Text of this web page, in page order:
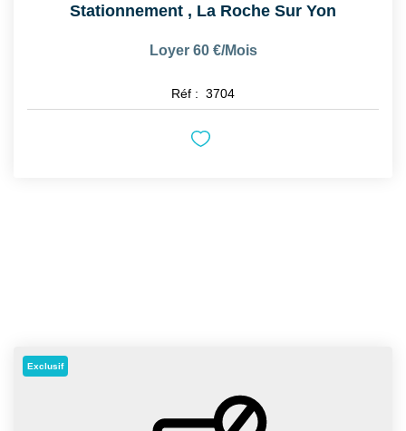
Stationnement , La Roche Sur Yon
Loyer 60 €/mois
Réf : 3704
Exclusif